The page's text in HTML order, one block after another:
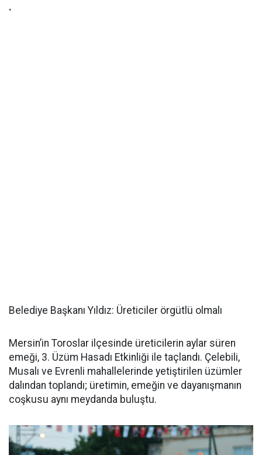
.
Belediye Başkanı Yıldız: Üreticiler örgütlü olmalı
Mersin’in Toroslar ilçesinde üreticilerin aylar süren
emeği, 3. Üzüm Hasadı Etkinliği ile taçlandı. Çelebili,
Musalı ve Evrenli mahallelerinde yetiştirilen üzümler
dalından toplandı; üretimin, emeğin ve dayanışmanın
coşkusu aynı meydanda buluştu.